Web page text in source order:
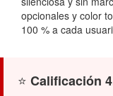
opcionales y color
100 % a cada
⭐ Calificación